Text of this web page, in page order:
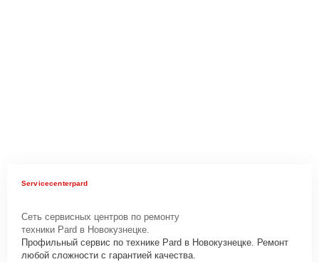
Servicecenterpard
Сеть сервисных центров по ремонту
техники Pard в Новокузнецке.
Профильный сервис по технике Pard в Новокузнецке. Ремонт
любой сложности с гарантией качества.